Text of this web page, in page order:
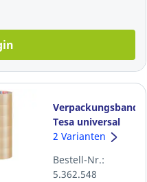
Verpackungsband
Tesa universal
4120, 50 mm x 66
Pk. à 6 Rollen
2 Varianten
Bestell-Nr.:
5.362.548